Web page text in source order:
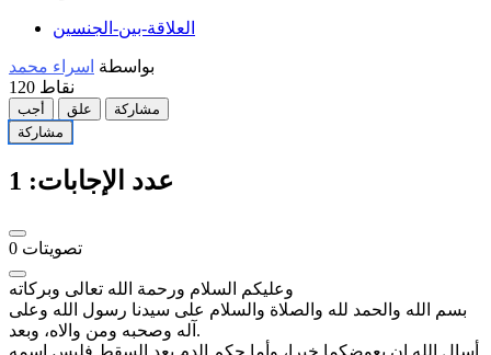
العلاقة-بين-الجنسين
بواسطة اسراء محمد
120 نقاط
أجب علق
مشاركة
مشاركة
عدد الإجابات: 1
0 تصويتات
وعليكم السلام ورحمة الله تعالى وبركاته
بسم الله والحمد لله والصلاة والسلام على سيدنا رسول الله وعلى
آله وصحبه ومن والاه، وبعد.
أسال الله ان يعوضكما خيرا، وأما حكم الدم بعد السقط فليس اسمه